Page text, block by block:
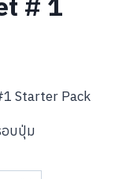
# 1
บาท
Starter Pack
อบปุ่ม